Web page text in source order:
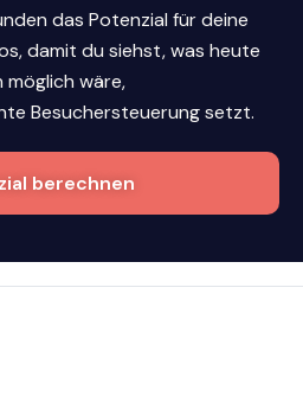
das Potenzial für deine
damit du siehst, was heute
möglich wäre,
Besuchersteuerung setzt.
berechnen